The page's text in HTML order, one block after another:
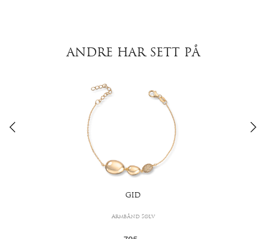
ANDRE HAR SETT PÅ
GID
Armbånd Sølv